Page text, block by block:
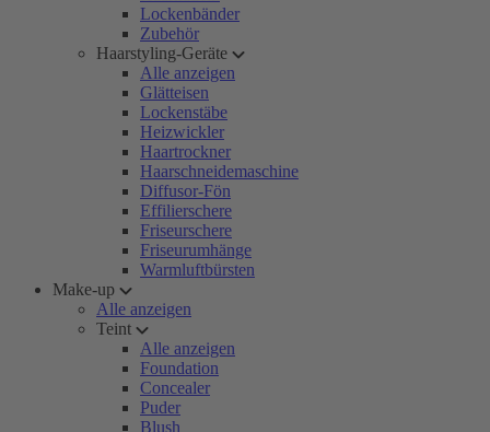
Lockenbänder
Zubehör
Haarstyling-Geräte
Alle anzeigen
Glätteisen
Lockenstäbe
Heizwickler
Haartrockner
Haarschneidemaschine
Diffusor-Fön
Effilierschere
Friseurschere
Friseurumhänge
Warmluftbürsten
Make-up
Alle anzeigen
Teint
Alle anzeigen
Foundation
Concealer
Puder
Blush